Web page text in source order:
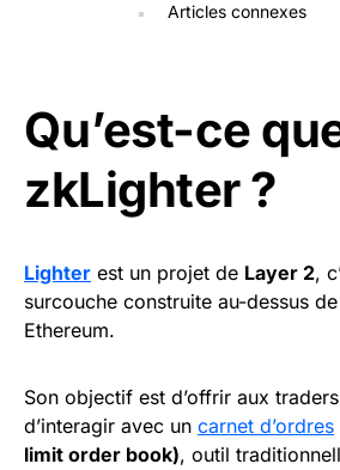
Articles connexes
Qu’est-ce
zkLighter ?
Lighter est un projet de Layer 2,
surcouche construite au-dessus
Ethereum.
Son objectif est d’offrir aux
d’interagir avec un carnet d’ordres
limit order book), outil